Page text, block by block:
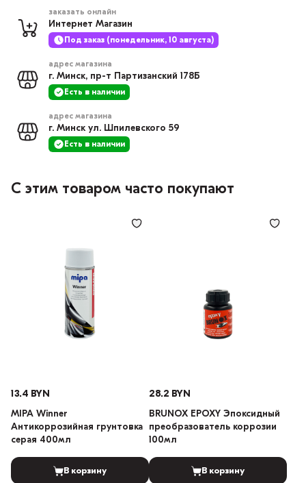
заказать онлайн
Интернет Магазин
Под заказ (понедельник, 10 августа)
адрес магазина
г. Минск, пр-т Партизанский 178Б
Есть в наличии
адрес магазина
г. Минск ул. Шпилевского 59
Есть в наличии
С этим товаром часто покупают
13.4 BYN
MIPA Winner
Антикоррозийная грунтовка
серая 400мл
В корзину
28.2 BYN
BRUNOX EPOXY Эпоксидный
преобразователь коррозии
100мл
В корзину